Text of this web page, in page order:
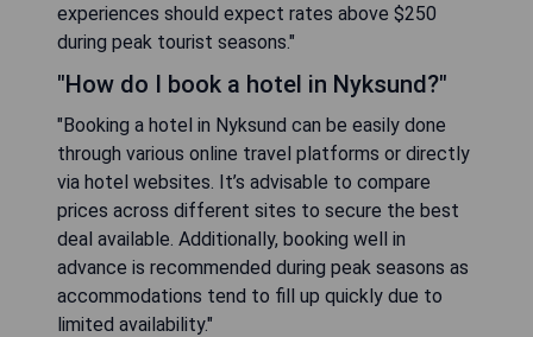
experiences should expect rates above $250
during peak tourist seasons."
"How do I book a hotel in Nyksund?"
"Booking a hotel in Nyksund can be easily done
through various online travel platforms or directly
via hotel websites. It’s advisable to compare
prices across different sites to secure the best
deal available. Additionally, booking well in
advance is recommended during peak seasons as
accommodations tend to fill up quickly due to
limited availability."